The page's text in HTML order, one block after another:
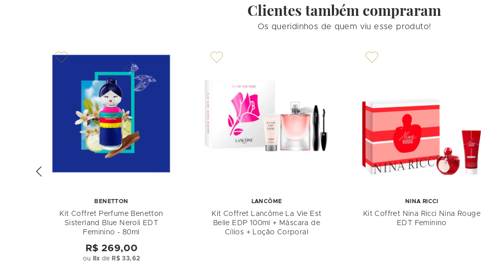
Clientes também compraram
Os queridinhos de quem viu esse produto!
BENETTON
Kit Coffret Perfume Benetton
Sisterland Blue Neroli EDT
Feminino - 80ml
R$ 269,00
ou 8x de R$ 33,62
LANCÔME
Kit Coffret Lancôme La Vie Est
Belle EDP 100ml + Máscara de
Cílios + Loção Corporal
NINA RICCI
Kit Coffret Nina Ricci Nina Rouge
EDT Feminino